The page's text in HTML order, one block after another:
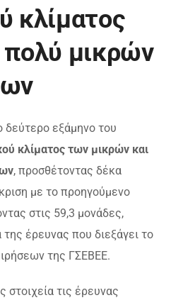
κλίματος
πολύ μικρών
δεύτερο εξάμηνο του
κλίματος των μικρών και
, προσθέτοντας δέκα
με το προηγούμενο
στις 59,3 μονάδες,
έρευνας που διεξάγει το
της ΓΣΕΒΕΕ.
τις έρευνας